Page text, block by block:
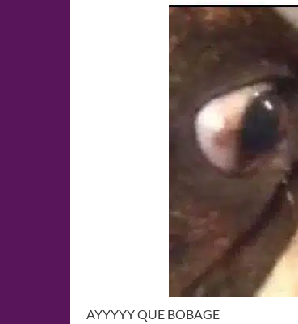
AYYYYY QUE BOBAGE